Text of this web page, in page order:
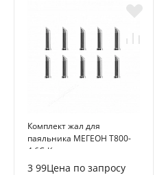
Комплект жал для
паяльника МЕГЕОН T800-
4.6C-K
3 99Цена по запросу